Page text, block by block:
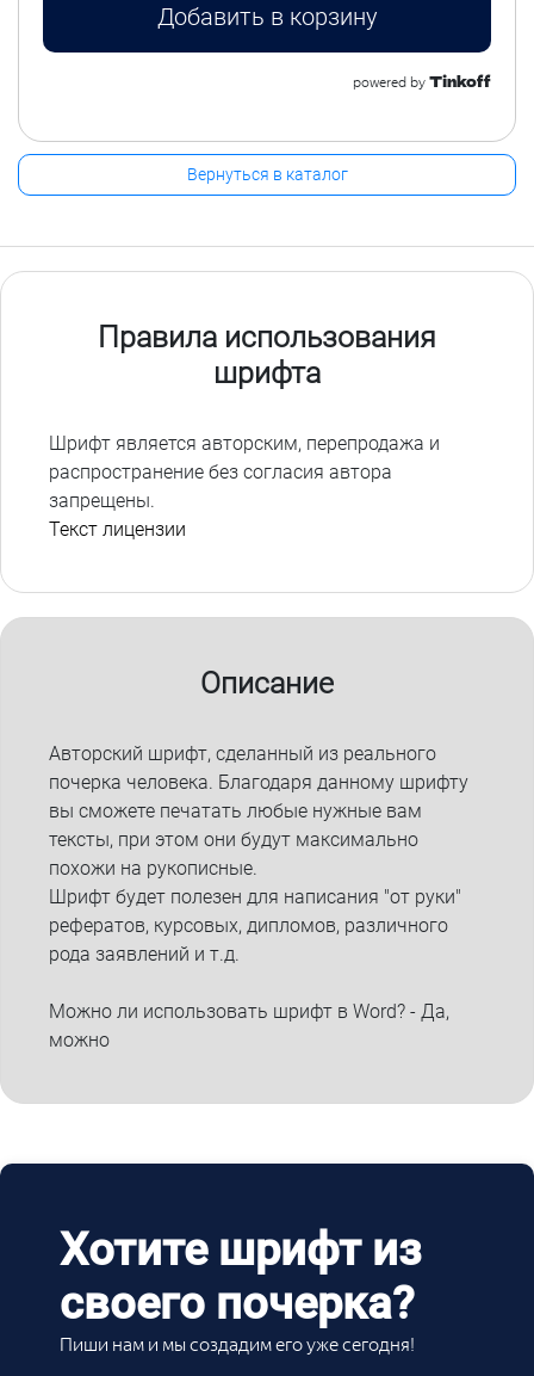
Добавить в корзину
powered by Tinkoff
Вернуться в каталог
Правила использования
шрифта
Шрифт является авторским, перепродажа и
распространение без согласия автора
запрещены.
Текст лицензии
Описание
Авторский шрифт, сделанный из реального
почерка человека. Благодаря данному шрифту
вы сможете печатать любые нужные вам
тексты, при этом они будут максимально
похожи на рукописные.
Шрифт будет полезен для написания "от руки"
рефератов, курсовых, дипломов, различного
рода заявлений и т.д.
Можно ли использовать шрифт в Word? - Да,
можно
Хотите шрифт из
своего почерка?
Пиши нам и мы создадим его уже сегодня!